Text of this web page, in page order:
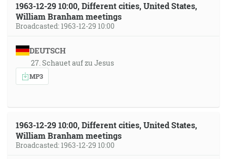
1963-12-29 10:00, Different cities, United States,
William Branham meetings
Broadcasted: 1963-12-29 10:00
DEUTSCH
27. Schauet auf zu Jesus
MP3
1963-12-29 10:00, Different cities, United States,
William Branham meetings
Broadcasted: 1963-12-29 10:00